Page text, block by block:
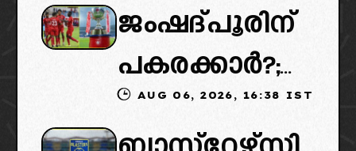
ൽ ട്വിസ്റ്റ്:
പുതിയ
ഉടമകളെത്താ
ജംഷദ്പൂരിന്
പകരക്കാർ?;
ഐഎസ്എല്ലി
AUG 06, 2026, 16:38 IST